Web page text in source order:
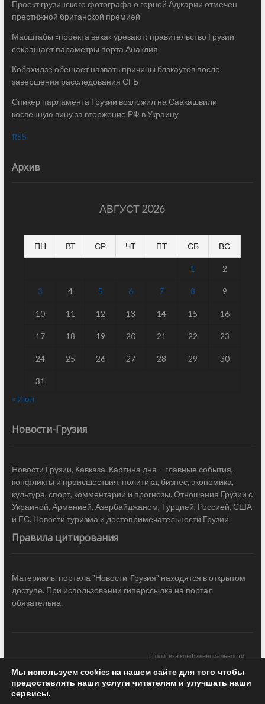
Проект грузинского фотографа о горной Аджарии отмечен
престижной британской премией
Масштабы «проекта века» урезают: правительство Грузии
сокращает параметры порта Анаклия
Кобахидзе обещает назвать причины блэкаутов после
завершения расследования СГБ
Спикер парламента Грузии возложил на Саакашвили
косвенную вину за вторжение РФ в Украину
RSS
Архив
АВГУСТ 2026
ПН ВТ СР ЧТ ПТ СБ ВС
1 2
3 4 5 6 7 8 9
10 11 12 13 14 15 16
17 18 19 20 21 22 23
24 25 26 27 28 29 30
31
« Июл
Новости-Грузия
Новости Грузии, Кавказа. Картина дня – главные события,
конфликты и происшествия, политика, бизнес, экономика,
культура, спорт, комментарии и прогнозы. Отношения Грузии с
Украиной, Арменией, Азербайджаном, Турцией, Россией, США
и ЕС. Новости туризма и достопримечательности Грузии.
Правила цитирования
Материалы портала "Новости-Грузия" находятся в открытом
доступе. При использовании гиперссылка на портал
обязательна.
Политика конфиденциальности
Новости Грузии| Black Sea Press LTD © 2020 All Rights Reserved /
Design & development —
Мы используем cookies на нашем сайте для того чтобы
предоставлять наши услуги читателям и улучшать наши
сервисы.